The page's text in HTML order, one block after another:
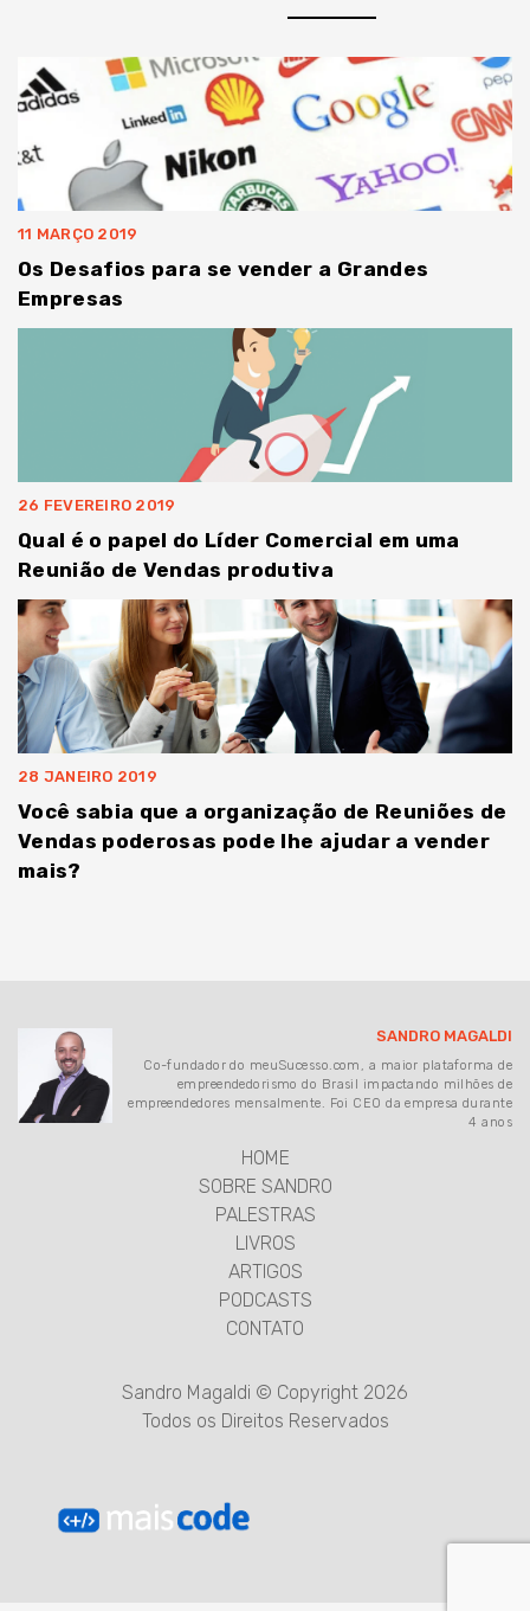
11 MARÇO 2019
Os Desafios para se vender a Grandes
Empresas
26 FEVEREIRO 2019
Qual é o papel do Líder Comercial em uma
Reunião de Vendas produtiva
28 JANEIRO 2019
Você sabia que a organização de Reuniões de
Vendas poderosas pode lhe ajudar a vender
mais?
SANDRO MAGALDI
Co-fundador do meuSucesso.com, a maior plataforma de
empreendedorismo do Brasil impactando milhões de
empreendedores mensalmente. Foi CEO da empresa durante
4 anos
HOME
SOBRE SANDRO
PALESTRAS
LIVROS
ARTIGOS
PODCASTS
CONTATO
Sandro Magaldi © Copyright 2026
Todos os Direitos Reservados